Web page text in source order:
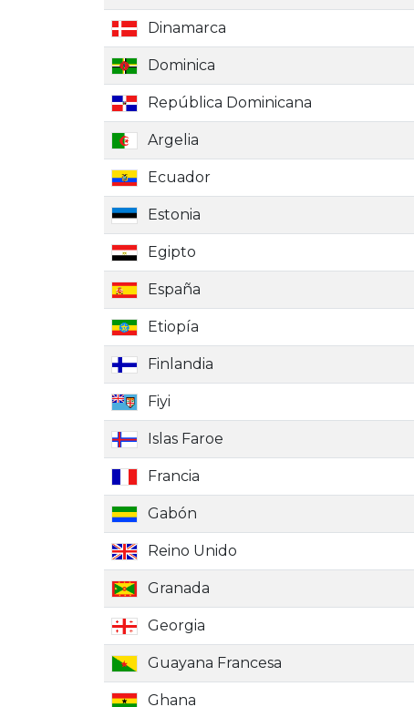
Dinamarca
Dominica
República Dominicana
Argelia
Ecuador
Estonia
Egipto
España
Etiopía
Finlandia
Fiyi
Islas Faroe
Francia
Gabón
Reino Unido
Granada
Georgia
Guayana Francesa
Ghana